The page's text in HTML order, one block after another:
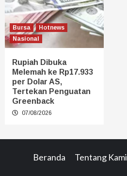
Bursa
Hotnews
Nasional
Rupiah Dibuka
Melemah ke Rp17.933
per Dolar AS,
Tertekan Penguatan
Greenback
07/08/2026
Beranda Tentang Kami